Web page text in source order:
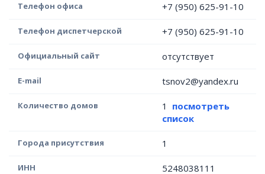
Телефон офиса +7 (950) 625-91-10
Телефон диспетчерской +7 (950) 625-91-10
Официальный сайт отсутствует
E-mail tsnov2@yandex.ru
Количество домов 1 посмотреть
список
Города присутствия 1
ИНН 5248038111